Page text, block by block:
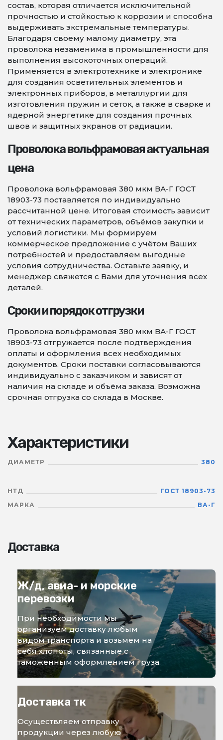
состав, которая отличается исключительной
прочностью и стойкостью к коррозии и способна
выдерживать экстремальные температуры.
Благодаря своему малому диаметру, эта
проволока незаменима в промышленности для
выполнения высокоточных операций.
Применяется в электротехнике и электронике
для создания осветительных элементов и
электронных приборов, в металлургии для
изготовления пружин и сеток, а также в сварке и
ядерной энергетике для создания прочных
швов и защитных экранов от радиации.
Проволока вольфрамовая актуальная
цена
Проволока вольфрамовая 380 мкм ВА-Г ГОСТ
18903-73 поставляется по индивидуально
рассчитанной цене. Итоговая стоимость зависит
от технических параметров, объёмов закупки и
условий логистики. Мы формируем
коммерческое предложение с учётом Ваших
потребностей и предоставляем выгодные
условия сотрудничества. Оставьте заявку, и
менеджер свяжется с Вами для уточнения всех
деталей.
Сроки и порядок отгрузки
Проволока вольфрамовая 380 мкм ВА-Г ГОСТ
18903-73 отгружается после подтверждения
оплаты и оформления всех необходимых
документов. Сроки поставки согласовываются
индивидуально с заказчиком и зависят от
наличия на складе и объёма заказа. Возможна
срочная отгрузка со склада в Москве.
Характеристики
ДИАМЕТР 380
НТД
ГОСТ 18903-73
МАРКА
ВА-Г
Доставка
Ж/д, авиа- и морские
перевозки
При необходимости мы
организуем доставку любым
видом транспорта и возьмем на
себя хлопоты, связанные с
таможенным оформлением груза.
Доставка тк
Осуществляем отправку
продукции через любую